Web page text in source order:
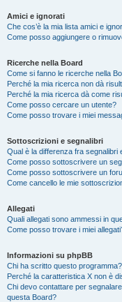
Amici e ignorati
Che cos’è la mia lista amici e
Come posso aggiungere o
Ricerche nella Board
Come si fanno le ricerche nella
Perché la mia ricerca non dà
Perché la mia ricerca dà come
Come posso cercare un utente?
Come posso trovare i miei
Sottoscrizioni e segnalibri
Qual è la differenza fra segnalibri
Come posso sottoscrivere un
Come posso sottoscrivere un
Come cancello le mie
Allegati
Quali allegati sono ammessi in
Come posso trovare i miei
Informazioni su phpBB
Chi ha scritto questo programma?
Perché la caratteristica X non è
Chi devo contattare per
questa Board?